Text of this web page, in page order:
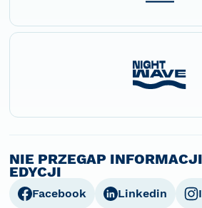
NIE PRZEGAP
EDYCJI
Facebook Linkedin